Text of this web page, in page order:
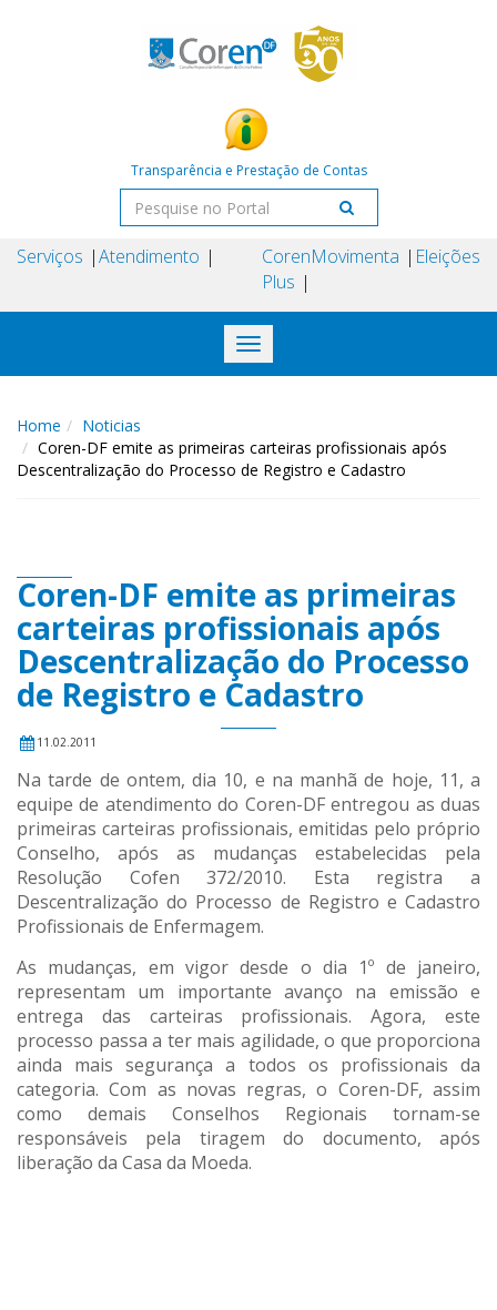
Transparência e Prestação de Contas
Serviços Atendimento
Coren
Plus
Movimenta Eleições
Toggle
navigation
Home
Noticias
Coren-DF emite as primeiras carteiras profissionais após
Descentralização do Processo de Registro e Cadastro
Coren-DF emite as primeiras
carteiras profissionais após
Descentralização do Processo
de Registro e Cadastro
11.02.2011
Na tarde de ontem, dia 10, e na manhã de hoje, 11, a
equipe de atendimento do Coren-DF entregou as duas
primeiras carteiras profissionais, emitidas pelo próprio
Conselho, após as mudanças estabelecidas pela
Resolução Cofen 372/2010. Esta registra a
Descentralização do Processo de Registro e Cadastro
Profissionais de Enfermagem.
As mudanças, em vigor desde o dia 1º de janeiro,
representam um importante avanço na emissão e
entrega das carteiras profissionais. Agora, este
processo passa a ter mais agilidade, o que proporciona
ainda mais segurança a todos os profissionais da
categoria. Com as novas regras, o Coren-DF, assim
como demais Conselhos Regionais tornam-se
responsáveis pela tiragem do documento, após
liberação da Casa da Moeda.